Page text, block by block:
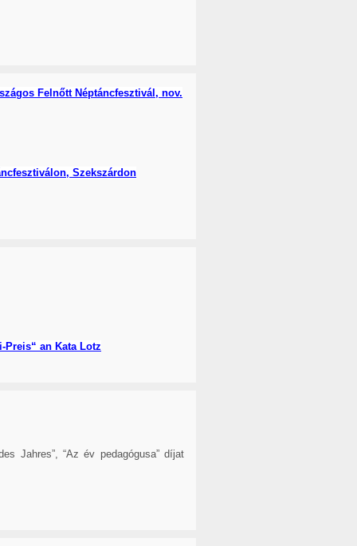
Felnőtt Néptáncfesztivál, nov.
Szekszárdon
Preis“ an Kata Lotz
Jahres”, “Az év pedagógusa” díjat